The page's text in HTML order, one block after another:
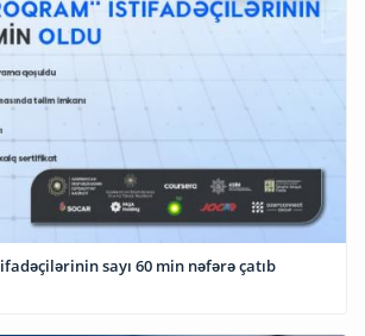
sayı 60 min nəfərə çatıb